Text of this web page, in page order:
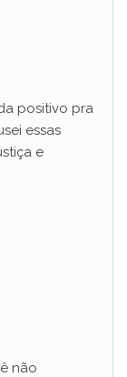
positivo pra
essas
e
não